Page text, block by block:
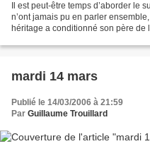
Il est peut-être temps d’aborder le
n’ont jamais pu en parler
héritage a conditionné son père de
mardi 14 mars
Publié le 14/03/2006 à 21:59
Par Guillaume Trouillard